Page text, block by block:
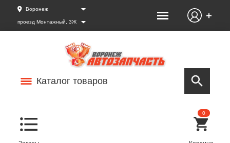
Воронеж
проезд Монтажный, 3Ж
Каталог товаров
0